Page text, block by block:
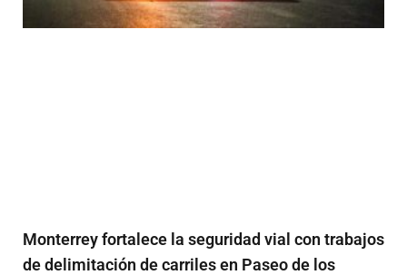
Monterrey fortalece la seguridad vial con trabajos
de delimitación de carriles en Paseo de los